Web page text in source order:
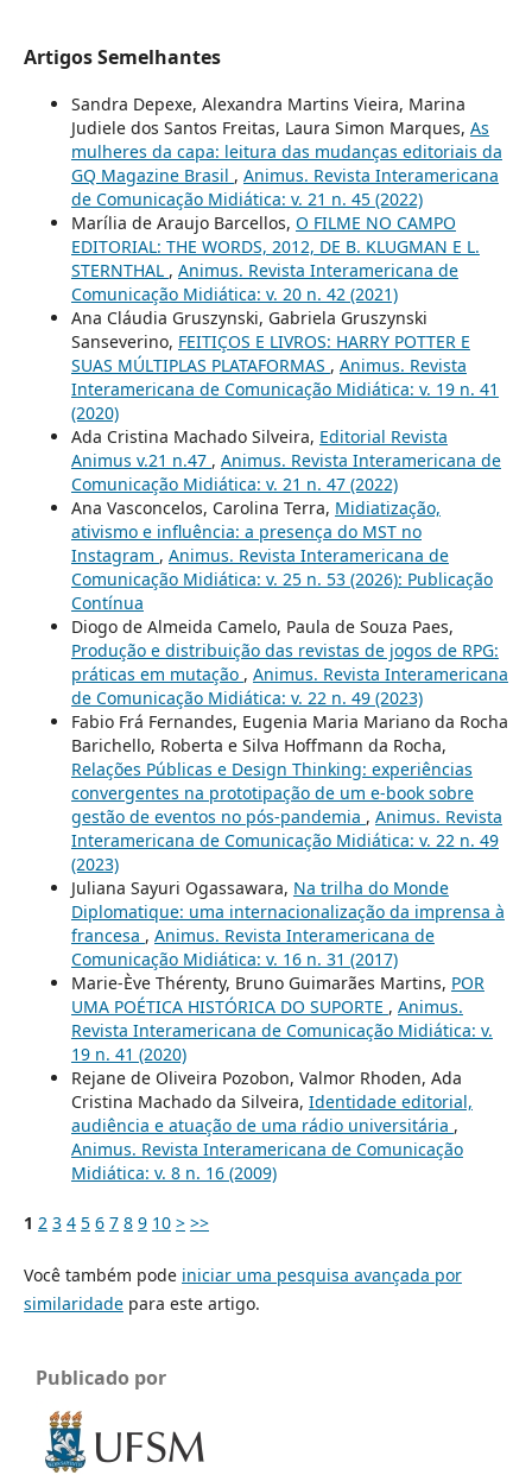
Artigos Semelhantes
Sandra Depexe, Alexandra Martins Vieira, Marina
Judiele dos Santos Freitas, Laura Simon Marques, As
mulheres da capa: leitura das mudanças editoriais da
GQ Magazine Brasil , Animus. Revista Interamericana
de Comunicação Midiática: v. 21 n. 45 (2022)
Marília de Araujo Barcellos, O FILME NO CAMPO
EDITORIAL: THE WORDS, 2012, DE B. KLUGMAN E L.
STERNTHAL , Animus. Revista Interamericana de
Comunicação Midiática: v. 20 n. 42 (2021)
Ana Cláudia Gruszynski, Gabriela Gruszynski
Sanseverino, FEITIÇOS E LIVROS: HARRY POTTER E
SUAS MÚLTIPLAS PLATAFORMAS , Animus. Revista
Interamericana de Comunicação Midiática: v. 19 n. 41
(2020)
Ada Cristina Machado Silveira, Editorial Revista
Animus v.21 n.47 , Animus. Revista Interamericana de
Comunicação Midiática: v. 21 n. 47 (2022)
Ana Vasconcelos, Carolina Terra, Midiatização,
ativismo e influência: a presença do MST no
Instagram , Animus. Revista Interamericana de
Comunicação Midiática: v. 25 n. 53 (2026): Publicação
Contínua
Diogo de Almeida Camelo, Paula de Souza Paes,
Produção e distribuição das revistas de jogos de RPG:
práticas em mutação , Animus. Revista Interamericana
de Comunicação Midiática: v. 22 n. 49 (2023)
Fabio Frá Fernandes, Eugenia Maria Mariano da Rocha
Barichello, Roberta e Silva Hoffmann da Rocha,
Relações Públicas e Design Thinking: experiências
convergentes na prototipação de um e-book sobre
gestão de eventos no pós-pandemia , Animus. Revista
Interamericana de Comunicação Midiática: v. 22 n. 49
(2023)
Juliana Sayuri Ogassawara, Na trilha do Monde
Diplomatique: uma internacionalização da imprensa à
francesa , Animus. Revista Interamericana de
Comunicação Midiática: v. 16 n. 31 (2017)
Marie-Ève Thérenty, Bruno Guimarães Martins, POR
UMA POÉTICA HISTÓRICA DO SUPORTE , Animus.
Revista Interamericana de Comunicação Midiática: v.
19 n. 41 (2020)
Rejane de Oliveira Pozobon, Valmor Rhoden, Ada
Cristina Machado da Silveira, Identidade editorial,
audiência e atuação de uma rádio universitária ,
Animus. Revista Interamericana de Comunicação
Midiática: v. 8 n. 16 (2009)
1 2 3 4 5 6 7 8 9 10 > >>
Você também pode iniciar uma pesquisa avançada por
similaridadepara este artigo.
Publicado por